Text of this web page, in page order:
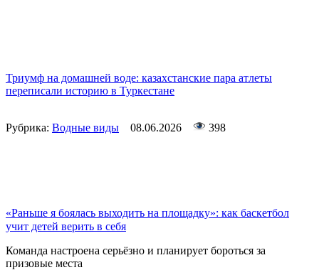
Триумф на домашней воде: казахстанские пара атлеты
переписали историю в Туркестане
Рубрика: Водные виды 08.06.2026 398
«Раньше я боялась выходить на площадку»: как баскетбол
учит детей верить в себя
Команда настроена серьёзно и планирует бороться за
призовые места